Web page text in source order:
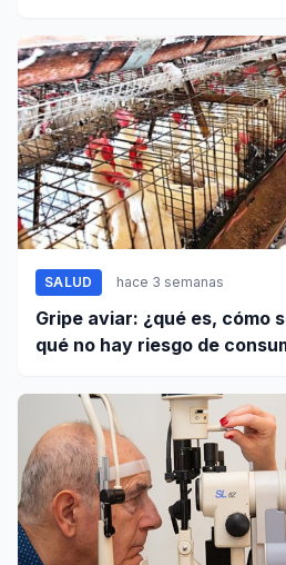
SALUD hace 3 semanas
Gripe aviar: ¿qué es, cómo
qué no hay riesgo de